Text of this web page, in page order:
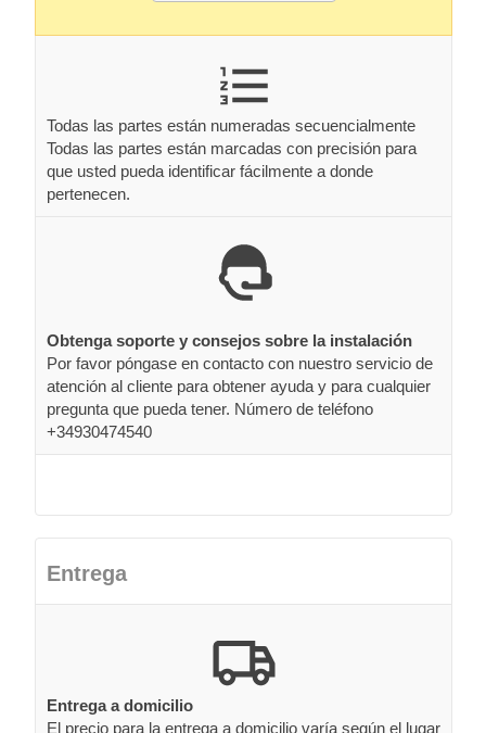
Todas las partes están numeradas secuencialmente
Todas las partes están marcadas con precisión para
que usted pueda identificar fácilmente a donde
pertenecen.
Obtenga soporte y consejos sobre la instalación
Por favor póngase en contacto con nuestro servicio de
atención al cliente para obtener ayuda y para cualquier
pregunta que pueda tener. Número de teléfono
+34930474540
Entrega
Entrega a domicilio
El precio para la entrega a domicilio varía según el lugar